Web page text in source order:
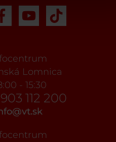
Lomnica
- 15:30
112 200